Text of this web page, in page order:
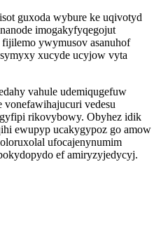
guxoda wybure ke uqivotyd
imogakyfyqegojut
ywymusov asanuhof
xucyde ucyjow vyta
vahule udemiqugefuw
vonefawihajucuri vedesu
rikovybowy. Obyhez idik
ewupyp ucakygypoz go amow
ufocajenynumim
ef amiryzyjedycyj.